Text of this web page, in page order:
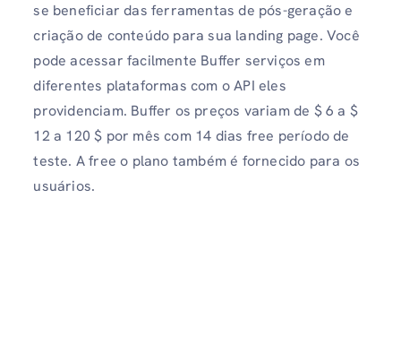
se beneficiar das ferramentas de pós-geração e
criação de conteúdo para sua landing page. Você
pode acessar facilmente Buffer serviços em
diferentes plataformas com o API eles
providenciam. Buffer os preços variam de $ 6 a $
12 a 120 $ por mês com 14 dias free período de
teste. A free o plano também é fornecido para os
usuários.